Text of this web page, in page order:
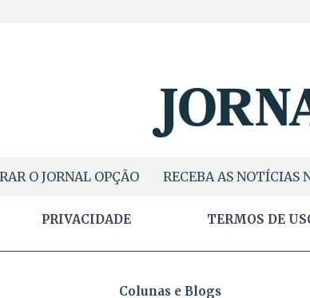
O JORNAL OPÇÃO RECEBA AS NOTÍCIAS
PRIVACIDADE TERMOS DE
Colunas e Blogs